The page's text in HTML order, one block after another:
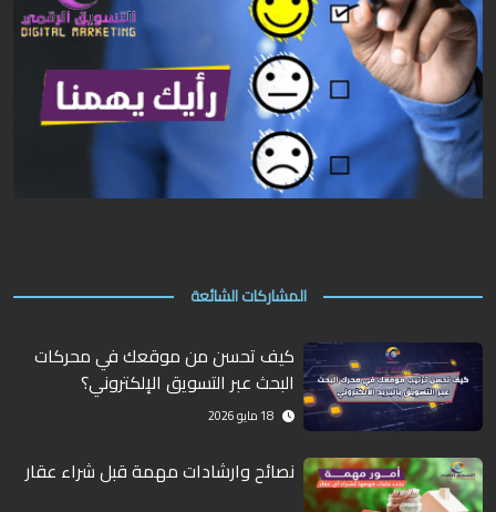
المشاركات الشائعة
كيف تحسن من موقعك في محركات
البحث عبر التسويق الإلكتروني؟
18 مايو 2026
نصائح وارشادات مهمة قبل شراء عقار